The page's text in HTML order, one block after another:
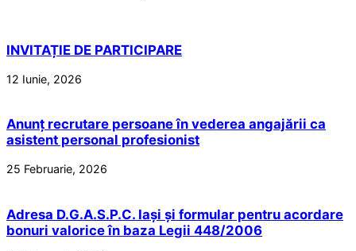
INVITAȚIE DE PARTICIPARE
12 Iunie, 2026
Anunț recrutare persoane în vederea angajării ca
asistent personal profesionist
25 Februarie, 2026
Adresa D.G.A.S.P.C. Iași și formular pentru acordare
bonuri valorice în baza Legii 448/2006